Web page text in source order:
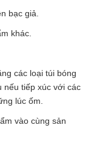
bạc giả.
khác.
các loại túi bóng
nếu tiếp xúc với các
lúc ốm.
vào cùng sản